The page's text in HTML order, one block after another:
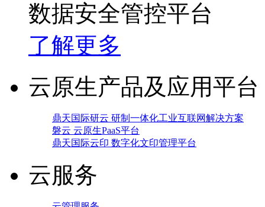
数据安全管控平台
了解更多
云原生产品及应用平台
鼎天国际研云 研制一体化工业互联网解决方案
磐云 云原生PaaS平台
鼎天国际云印 数字化文印管理平台
云服务